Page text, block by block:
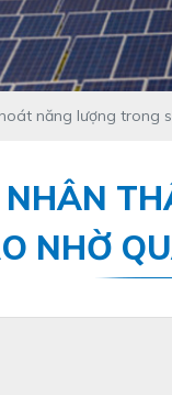
năng lượng trong
NHỜ